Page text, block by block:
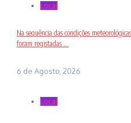
Local
Na sequência das condições
foram registadas ...
6 de Agosto, 2026
Local